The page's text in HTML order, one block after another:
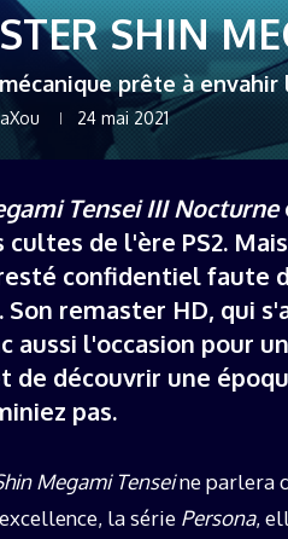
SHIN
prête à envahir
24 mai 2021
Tensei III Nocturne
cultes de l'ère PS2.
confidentiel faute
Son remaster HD, qui
aussi l'occasion pour
de découvrir une
pas.
Megami Tenseine parlera
la série Persona,